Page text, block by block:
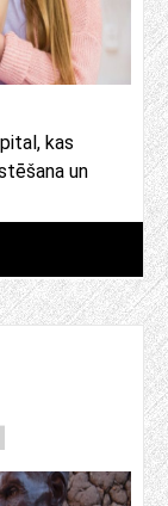
kas
un